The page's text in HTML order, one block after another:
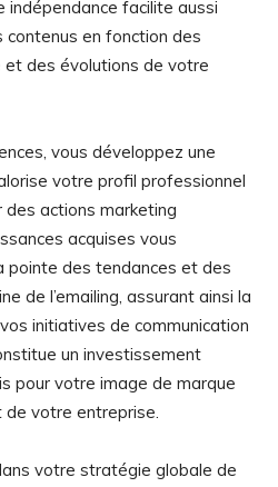
indépendance facilite aussi
contenus en fonction des
des évolutions de votre
vous développez une
votre profil professionnel
actions marketing
acquises vous
des tendances et des
de l’emailing, assurant ainsi la
initiatives de communication
un investissement
pour votre image de marque
votre entreprise.
votre stratégie globale de